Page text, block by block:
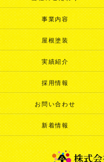
事業内容
屋根塗装
実績紹介
採用情報
お問い合わせ
新着情報